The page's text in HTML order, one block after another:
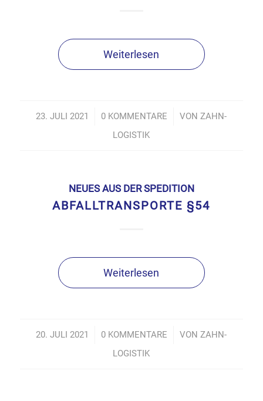
Weiterlesen
23. JULI 2021
/ 0 KOMMENTARE
/ VONZAHN-
LOGISTIK
NEUES AUS DER SPEDITION
ABFALLTRANSPORTE §54
Weiterlesen
20. JULI 2021
/ 0 KOMMENTARE
/ VONZAHN-
LOGISTIK